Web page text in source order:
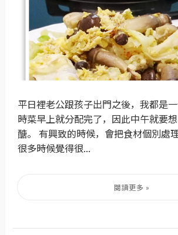
平日裡老公跟孩子出門之後，我都是
時菜早上就分配完了，因此中午就要
醣。 有興致的時候，會把食材個別處
很多時候覺得很...